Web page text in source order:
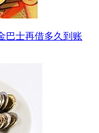
巴士再借多久到账